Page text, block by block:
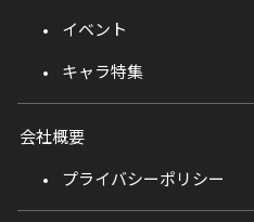
イベント
キャラ特集
会社概要
プライバシーポリシー